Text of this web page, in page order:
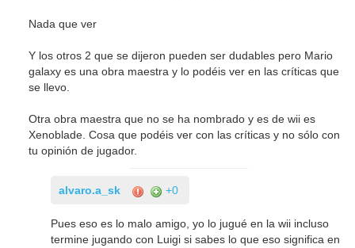
Nada que ver
Y los otros 2 que se dijeron pueden ser dudables pero Mario
galaxy es una obra maestra y lo podéis ver en las críticas que
se llevo.
Otra obra maestra que no se ha nombrado y es de wii es
Xenoblade. Cosa que podéis ver con las críticas y no sólo con
tu opinión de jugador.
alvaro.a_sk +0
Pues eso es lo malo amigo, yo lo jugué en la wii incluso
termine jugando con Luigi si sabes lo que eso significa en